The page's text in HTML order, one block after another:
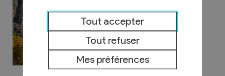
Tout accepter
Tout refuser
Mes préférences